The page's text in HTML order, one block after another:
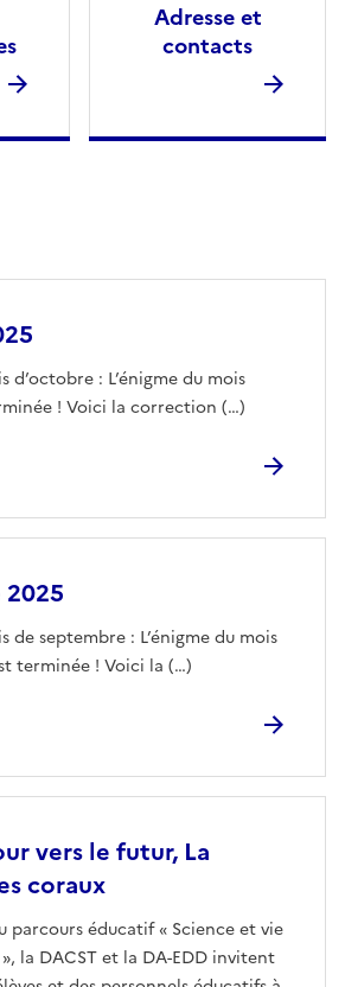
Adresse et
contacts
d’octobre : L’énigme du mois
! Voici la correction (…)
de septembre : L’énigme du mois
terminée ! Voici la (…)
vers le futur, La
coraux
parcours éducatif « Science et vie
la DACST et la DA-EDD invitent